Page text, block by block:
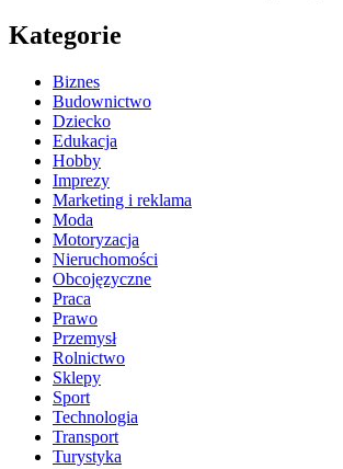
Kategorie
Biznes
Budownictwo
Dziecko
Edukacja
Hobby
Imprezy
Marketing i reklama
Moda
Motoryzacja
Nieruchomości
Obcojęzyczne
Praca
Prawo
Przemysł
Rolnictwo
Sklepy
Sport
Technologia
Transport
Turystyka